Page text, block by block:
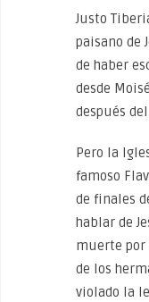
Justo
paisano de
de haber
desde
después
Pero la
famoso
de finales
hablar de
muerte por
de los
violado la